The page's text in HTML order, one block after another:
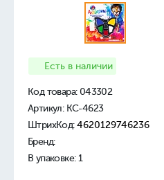
Есть в наличии
Код товара: 043302
Артикул: КС-4623
ШтрихКод: 4620129746236
Бренд:
В упаковке: 1